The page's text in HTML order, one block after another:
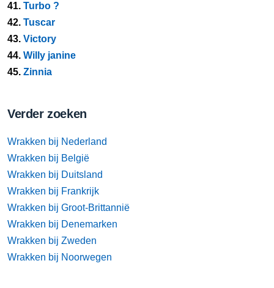
41. Turbo ?
42. Tuscar
43. Victory
44. Willy janine
45. Zinnia
Verder zoeken
Wrakken bij Nederland
Wrakken bij België
Wrakken bij Duitsland
Wrakken bij Frankrijk
Wrakken bij Groot-Brittannië
Wrakken bij Denemarken
Wrakken bij Zweden
Wrakken bij Noorwegen